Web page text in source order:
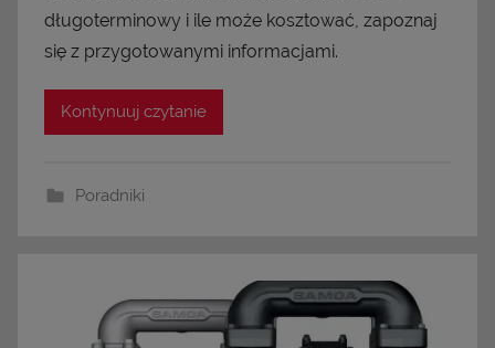
długoterminowy i ile może kosztować, zapoznaj
się z przygotowanymi informacjami.
Kontynuuj czytanie
Poradniki